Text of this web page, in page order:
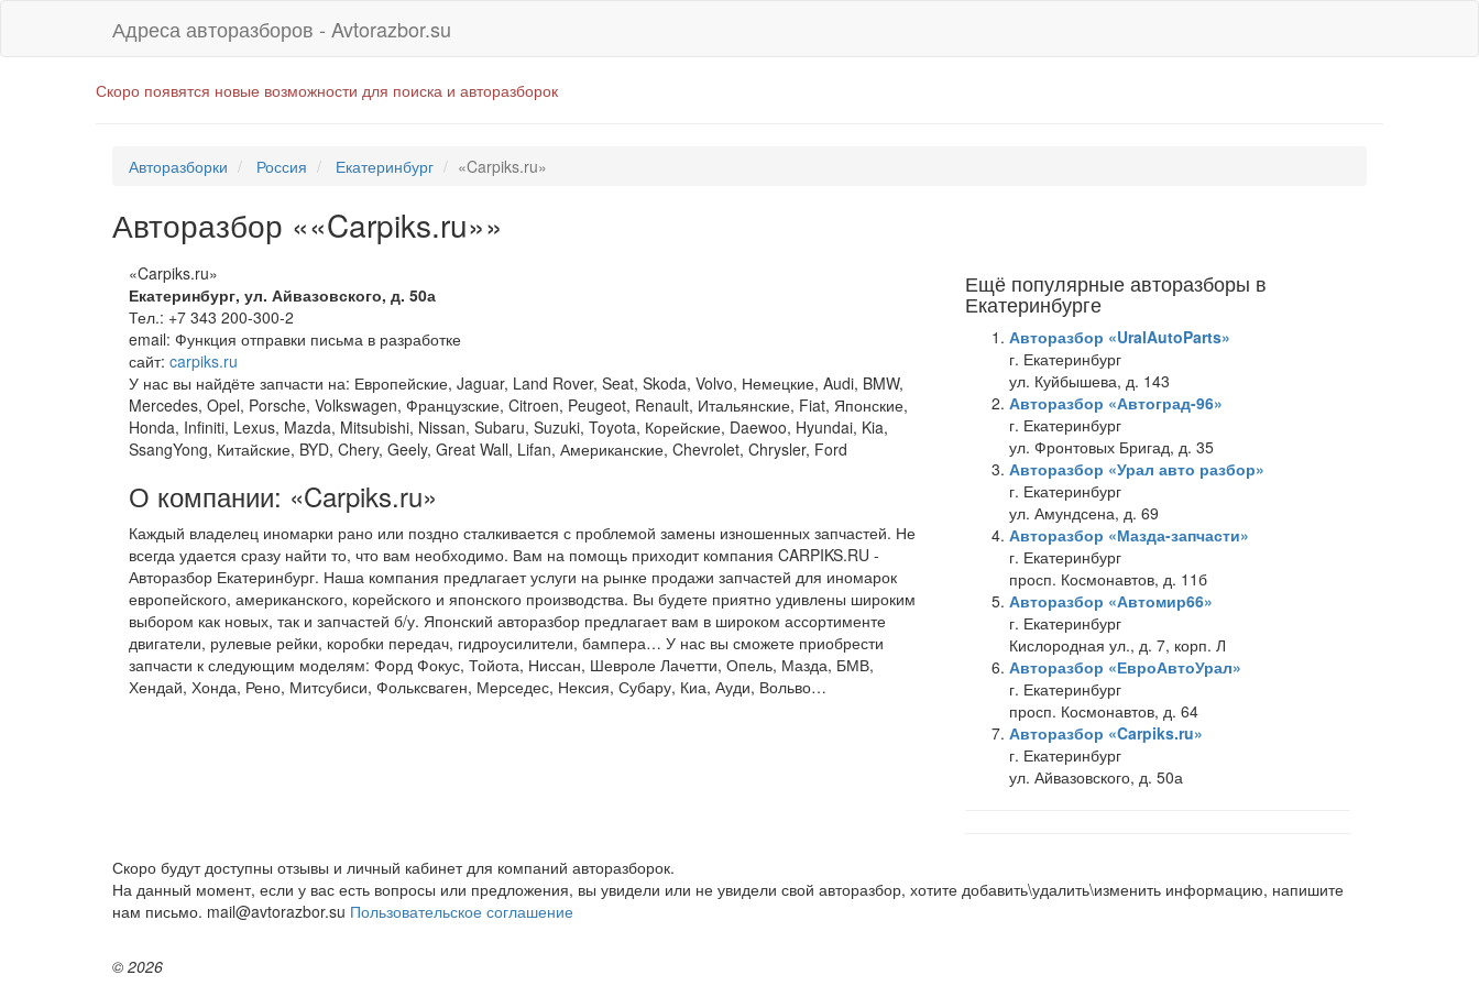
Адреса авторазборов - Avtorazbor.su
Скоро появятся новые возможности для поиска и авторазборок
Авторазборки Россия Екатеринбург «Carpiks.ru»
Авторазбор ««Carpiks.ru»»
«Carpiks.ru»
Екатеринбург, ул. Айвазовского, д. 50а
Тел.: +7 343 200-300-2
email: Функция отправки письма в разработке
сайт: carpiks.ru
У нас вы найдёте запчасти на: Европейские, Jaguar, Land Rover, Seat, Skoda, Volvo, Немецкие, Audi, BMW,
Mercedes, Opel, Porsche, Volkswagen, Французские, Citroen, Peugeot, Renault, Итальянские, Fiat, Японские,
Honda, Infiniti, Lexus, Mazda, Mitsubishi, Nissan, Subaru, Suzuki, Toyota, Корейские, Daewoo, Hyundai, Kia,
SsangYong, Китайские, BYD, Chery, Geely, Great Wall, Lifan, Американские, Chevrolet, Chrysler, Ford
О компании: «Carpiks.ru»
Каждый владелец иномарки рано или поздно сталкивается с проблемой замены изношенных запчастей. Не
всегда удается сразу найти то, что вам необходимо. Вам на помощь приходит компания CARPIKS.RU -
Авторазбор Екатеринбург. Наша компания предлагает услуги на рынке продажи запчастей для иномарок
европейского, американского, корейского и японского производства. Вы будете приятно удивлены широким
выбором как новых, так и запчастей б/у. Японский авторазбор предлагает вам в широком ассортименте
двигатели, рулевые рейки, коробки передач, гидроусилители, бампера… У нас вы сможете приобрести
запчасти к следующим моделям: Форд Фокус, Тойота, Ниссан, Шевроле Лачетти, Опель, Мазда, БМВ,
Хендай, Хонда, Рено, Митсубиси, Фольксваген, Мерседес, Нексия, Субару, Киа, Ауди, Вольво…
Ещё популярные авторазборы в
Екатеринбурге
Авторазбор «UralAutoParts»
г. Екатеринбург
ул. Куйбышева, д. 143
Авторазбор «Автоград-96»
г. Екатеринбург
ул. Фронтовых Бригад, д. 35
Авторазбор «Урал авто разбор»
г. Екатеринбург
ул. Амундсена, д. 69
Авторазбор «Мазда-запчасти»
г. Екатеринбург
просп. Космонавтов, д. 11б
Авторазбор «Автомир66»
г. Екатеринбург
Кислородная ул., д. 7, корп. Л
Авторазбор «ЕвроАвтоУрал»
г. Екатеринбург
просп. Космонавтов, д. 64
Авторазбор «Carpiks.ru»
г. Екатеринбург
ул. Айвазовского, д. 50а
Скоро будут доступны отзывы и личный кабинет для компаний авторазборок.
На данный момент, если у вас есть вопросы или предложения, вы увидели или не увидели свой авторазбор, хотите добавить\удалить\изменить информацию, напишите
нам письмо. mail@avtorazbor.su Пользовательское соглашение
© 2026